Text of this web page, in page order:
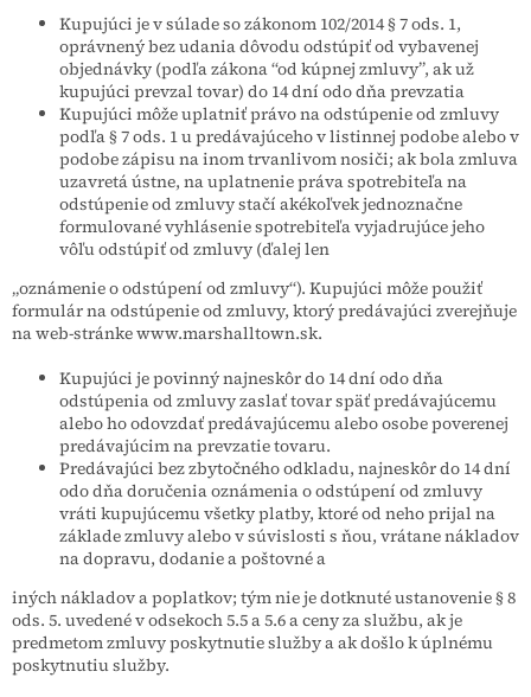
Kupujúci je v súlade so zákonom 102/2014 § 7 ods. 1,
oprávnený bez udania dôvodu odstúpiť od vybavenej
objednávky (podľa zákona “od kúpnej zmluvy”, ak už
kupujúci prevzal tovar) do 14 dní odo dňa prevzatia
Kupujúci môže uplatniť právo na odstúpenie od zmluvy
podľa § 7 ods. 1 u predávajúceho v listinnej podobe alebo v
podobe zápisu na inom trvanlivom nosiči; ak bola zmluva
uzavretá ústne, na uplatnenie práva spotrebiteľa na
odstúpenie od zmluvy stačí akékoľvek jednoznačne
formulované vyhlásenie spotrebiteľa vyjadrujúce jeho
vôľu odstúpiť od zmluvy (ďalej len
„oznámenie o odstúpení od zmluvy“). Kupujúci môže použiť
formulár na odstúpenie od zmluvy, ktorý predávajúci zverejňuje
na web-stránke www.marshalltown.sk.
Kupujúci je povinný najneskôr do 14 dní odo dňa
odstúpenia od zmluvy zaslať tovar späť predávajúcemu
alebo ho odovzdať predávajúcemu alebo osobe poverenej
predávajúcim na prevzatie tovaru.
Predávajúci bez zbytočného odkladu, najneskôr do 14 dní
odo dňa doručenia oznámenia o odstúpení od zmluvy
vráti kupujúcemu všetky platby, ktoré od neho prijal na
základe zmluvy alebo v súvislosti s ňou, vrátane nákladov
na dopravu, dodanie a poštovné a
iných nákladov a poplatkov; tým nie je dotknuté ustanovenie § 8
ods. 5. uvedené v odsekoch 5.5 a 5.6 a ceny za službu, ak je
predmetom zmluvy poskytnutie služby a ak došlo k úplnému
poskytnutiu služby.